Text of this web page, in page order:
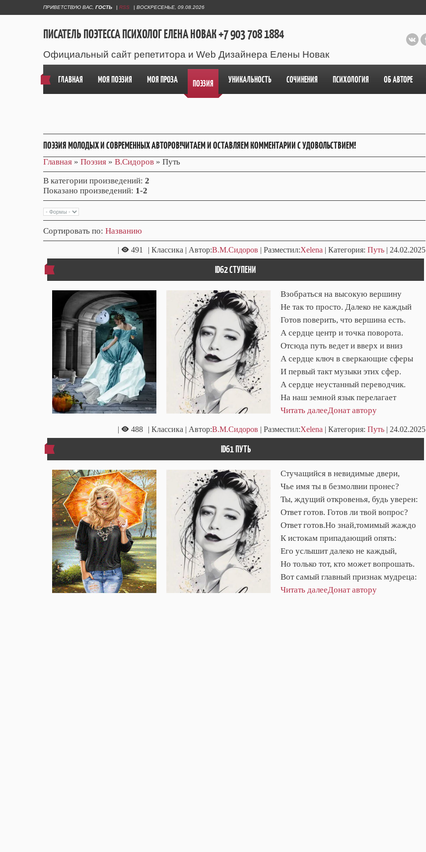
ПРИВЕТСТВУЮ ВАС ГОСТЬ | RSS | ВОСКРЕСЕНЬЕ, 09.08.2026
ПИСАТЕЛЬ ПОЭТЕССА ПСИХОЛОГ ЕЛЕНА НОВАК +7 903 708 1884
Официальный сайт репетитора и Web Дизайнера Елены Новак
ГЛАВНАЯ МОЯ ПОЭЗИЯ МОЯ ПРОЗА ПОЭЗИЯ УНИКАЛЬНОСТЬ СОЧИНЕНИЯ ПСИХОЛОГИЯ ОБ АВТОРЕ
ПОЭЗИЯ МОЛОДЫХ И СОВРЕМЕННЫХ АВТОРОВ!ЧИТАЕМ И ОСТАВЛЯЕМ КОММЕНТАРИИ С УДОВОЛЬСТВИЕМ!
Главная » Поэзия » В.Сидоров » Путь
В категории произведений: 2
Показано произведений: 1-2
Сортировать по: Названию
| 491 | Классика | Автор:В.М.Сидоров | Разместил:Xelena | Категория: Путь | 24.02.2025
ID62 СТУПЕНИ
Взобраться на высокую вершину
Не так то просто. Далеко не каждый
Готов поверить, что вершина есть.
А сердце центр и точка поворота.
Отсюда путь ведет и вверх и вниз
А сердце ключ в сверкающие сферы
И первый такт музыки этих сфер.
А сердце неустанный переводчик.
На наш земной язык перелагает
Читать далееДонат автору
| 488 | Классика | Автор:В.М.Сидоров | Разместил:Xelena | Категория: Путь | 24.02.2025
ID61 ПУТЬ
Стучащийся в невидимые двери,
Чье имя ты в безмолвии пронес?
Ты, ждущий откровенья, будь уверен:
Ответ готов. Готов ли твой вопрос?
Ответ готов.Но знай,томимый жаждо
К истокам припадающий опять:
Его услышит далеко не каждый,
Но только тот, кто может вопрошать.
Вот самый главный признак мудреца:
Читать далееДонат автору